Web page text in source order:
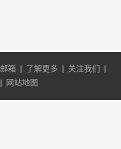
邮箱 了解更多 关注我们
网站地图